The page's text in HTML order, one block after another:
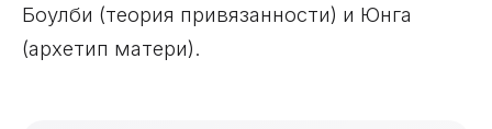
Боулби (теория привязанности) и Юнга
(архетип матери).